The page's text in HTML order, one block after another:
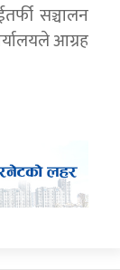
सञ्चालन
आग्रह